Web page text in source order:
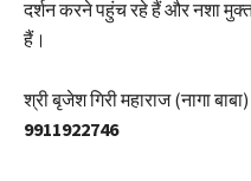
दर्शन करने पहुंच रहे हैं और नशा
हैं।
श्री बृजेश गिरी महाराज (नागा
9911922746